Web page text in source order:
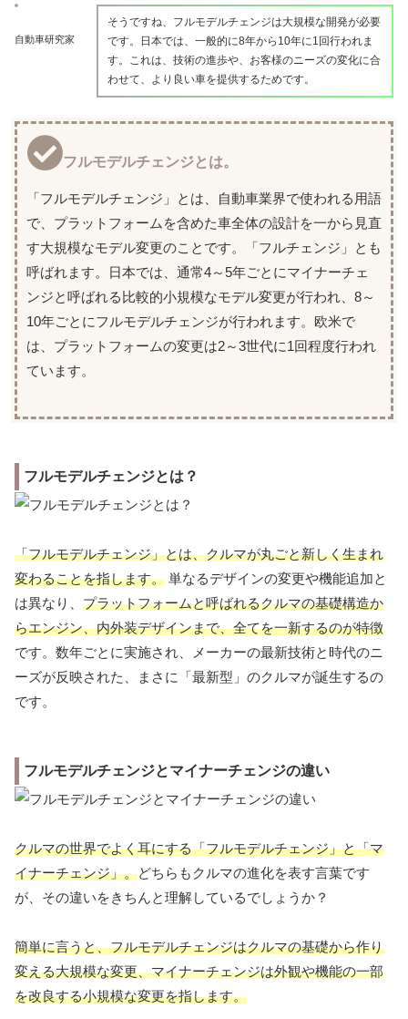
自動車研究家
そうですね、フルモデルチェンジは大規模な開発が必要
です。日本では、一般的に8年から10年に1回行われま
す。これは、技術の進歩や、お客様のニーズの変化に合
わせて、より良い車を提供するためです。
フルモデルチェンジとは。
「フルモデルチェンジ」とは、自動車業界で使われる用語
で、プラットフォームを含めた車全体の設計を一から見直
す大規模なモデル変更のことです。「フルチェンジ」とも
呼ばれます。日本では、通常4～5年ごとにマイナーチェ
ンジと呼ばれる比較的小規模なモデル変更が行われ、8～
10年ごとにフルモデルチェンジが行われます。欧米で
は、プラットフォームの変更は2～3世代に1回程度行われ
ています。
フルモデルチェンジとは？
「フルモデルチェンジ」とは、クルマが丸ごと新しく生まれ
変わることを指します。 単なるデザインの変更や機能追加と
は異なり、 プラットフォームと呼ばれるクルマの基礎構造か
らエンジン、内外装デザインまで、全てを一新するのが特徴
です。数年ごとに実施され、メーカーの最新技術と時代のニ
ーズが反映された、まさに「最新型」のクルマが誕生するの
です。
フルモデルチェンジとマイナーチェンジの違い
クルマの世界でよく耳にする「フルモデルチェンジ」と「マ
イナーチェンジ」。どちらもクルマの進化を表す言葉です
が、その違いをきちんと理解しているでしょうか？
簡単に言うと、フルモデルチェンジはクルマの基礎から作り
変える大規模な変更、マイナーチェンジは外観や機能の一部
を改良する小規模な変更を指します。